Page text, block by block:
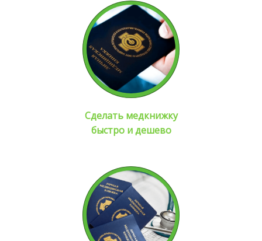
Сделать медкнижку
быстро и дешево